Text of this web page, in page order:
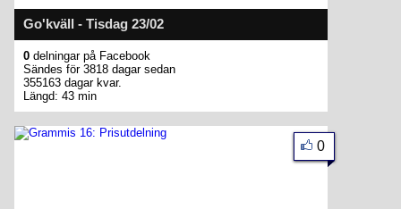
Go'kväll - Tisdag 23/02
0 delningar på Facebook
Sändes för 3818 dagar sedan
355163 dagar kvar.
Längd: 43 min
0